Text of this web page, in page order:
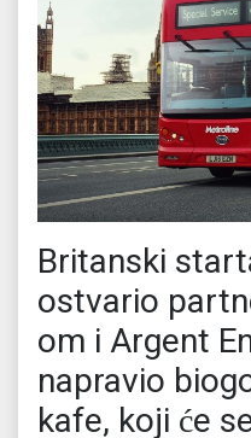
Britanski
ostvario
om i Argent
napravio
kafe, koji će